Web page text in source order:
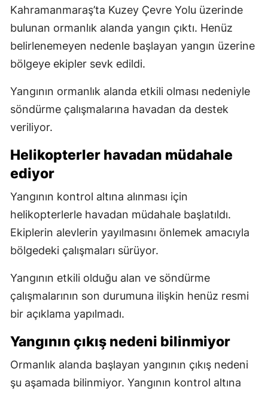
Kahramanmaraş’ta Kuzey Çevre Yolu üzerinde
bulunan ormanlık alanda yangın çıktı. Henüz
belirlenemeyen nedenle başlayan yangın üzerine
bölgeye ekipler sevk edildi.
Yangının ormanlık alanda etkili olması nedeniyle
söndürme çalışmalarına havadan da destek
veriliyor.
Helikopterler havadan müdahale
ediyor
Yangının kontrol altına alınması için
helikopterlerle havadan müdahale başlatıldı.
Ekiplerin alevlerin yayılmasını önlemek amacıyla
bölgedeki çalışmaları sürüyor.
Yangının etkili olduğu alan ve söndürme
çalışmalarının son durumuna ilişkin henüz resmi
bir açıklama yapılmadı.
Yangının çıkış nedeni bilinmiyor
Ormanlık alanda başlayan yangının çıkış nedeni
şu aşamada bilinmiyor. Yangının kontrol altına